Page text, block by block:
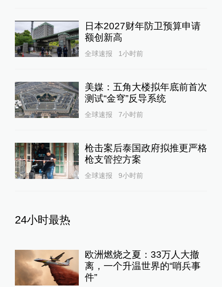
日本2027财年防卫预算申请
额创新高
全球速报 1小时前
美媒：五角大楼拟年底前首次
测试“金穹”反导系统
全球速报 7小时前
枪击案后泰国政府拟推更严格
枪支管控方案
全球速报 9小时前
24小时最热
欧洲燃烧之夏：33万人大撤
离，一个升温世界的“哨兵事
件”